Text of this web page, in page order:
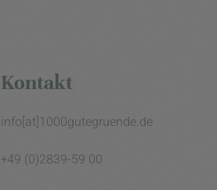
Kontakt
info[at]1000gutegruende.de
+49 (0)2839-59 00